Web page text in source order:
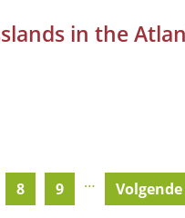
in the
Pagina
8 Pagina
9 …
Next
page
Volgende